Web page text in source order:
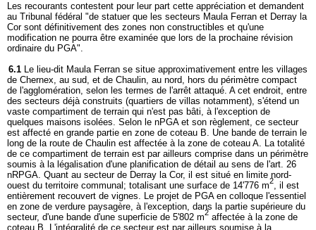
Les recourants contestent pour leur part cette appréciation et demandent
au Tribunal fédéral "de statuer que les secteurs Maula Ferran et Derray la
Cor sont définitivement des zones non constructibles et qu'une
modification ne pourra être examinée que lors de la prochaine révision
ordinaire du PGA".
6.1 Le lieu-dit Maula Ferran se situe approximativement entre les villages
de Chernex, au sud, et de Chaulin, au nord, hors du périmètre compact
de l'agglomération, selon les termes de l'arrêt attaqué. A cet endroit, entre
des secteurs déjà construits (quartiers de villas notamment), s'étend un
vaste compartiment de terrain qui n'est pas bâti, à l'exception de
quelques maisons isolées. Selon le nPGA et son règlement, ce secteur
est affecté en grande partie en zone de coteau B. Une bande de terrain le
long de la route de Chaulin est affectée à la zone de coteau A. La totalité
de ce compartiment de terrain est par ailleurs comprise dans un périmètre
soumis à la légalisation d'une planification de détail au sens de l'art. 26
nRPGA. Quant au secteur de Derray la Cor, il est situé en limite nord-
ouest du territoire communal; totalisant une surface de 14'776 m2, il est
entièrement recouvert de vignes. Le projet de PGA en colloque l'essentiel
en zone de verdure paysagère, à l'exception, dans la partie supérieure du
secteur, d'une bande d'une superficie de 5'802 m2 affectée à la zone de
coteau B. L'intégralité de ce secteur est par ailleurs soumise à la